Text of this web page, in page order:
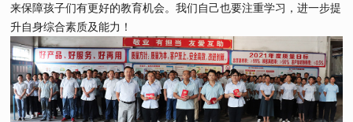
来保障孩子们有更好的教育机会。我们自己也要注重学习，进一步提
升自身综合素质及能力！